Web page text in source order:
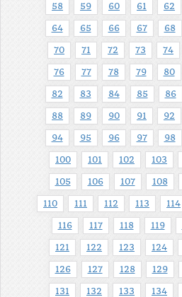
58 59 60 61 62
64 65 66 67 68
70 71 72 73 74
76 77 78 79 80
82 83 84 85 86
88 89 90 91 92
94 95 96 97 98
100 101 102 103
105 106 107 108
110 111 112 113 114
116 117 118 119
121 122 123 124
126 127 128 129
131 132 133 134